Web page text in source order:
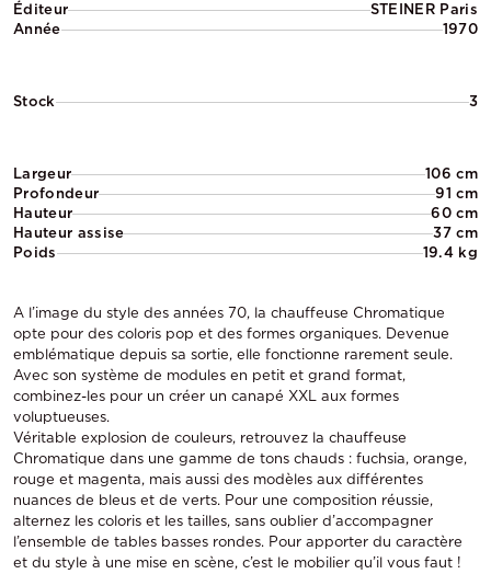
Éditeur
STEINER Paris
Année
1970
Stock 3
Largeur
106 cm
Profondeur
91 cm
Hauteur
60 cm
Hauteur assise
37 cm
Poids
19.4 kg
A l’image du style des années 70, la chauffeuse Chromatique
opte pour des coloris pop et des formes organiques. Devenue
emblématique depuis sa sortie, elle fonctionne rarement seule.
Avec son système de modules en petit et grand format,
combinez-les pour un créer un canapé XXL aux formes
voluptueuses.
Véritable explosion de couleurs, retrouvez la chauffeuse
Chromatique dans une gamme de tons chauds : fuchsia, orange,
rouge et magenta, mais aussi des modèles aux différentes
nuances de bleus et de verts. Pour une composition réussie,
alternez les coloris et les tailles, sans oublier d’accompagner
l’ensemble de tables basses rondes. Pour apporter du caractère
et du style à une mise en scène, c’est le mobilier qu’il vous faut !